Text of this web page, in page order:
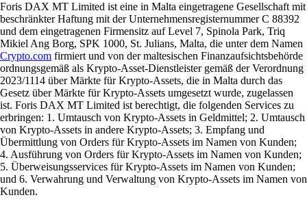
Foris DAX MT Limited ist eine in Malta eingetragene Gesellschaft mit
beschränkter Haftung mit der Unternehmensregisternummer C 88392
und dem eingetragenen Firmensitz auf Level 7, Spinola Park, Triq
Mikiel Ang Borg, SPK 1000, St. Julians, Malta, die unter dem Namen
Crypto.com firmiert und von der maltesischen Finanzaufsichtsbehörde
ordnungsgemäß als Krypto-Asset-Dienstleister gemäß der Verordnung
2023/1114 über Märkte für Krypto-Assets, die in Malta durch das
Gesetz über Märkte für Krypto-Assets umgesetzt wurde, zugelassen
ist. Foris DAX MT Limited ist berechtigt, die folgenden Services zu
erbringen: 1. Umtausch von Krypto-Assets in Geldmittel; 2. Umtausch
von Krypto-Assets in andere Krypto-Assets; 3. Empfang und
Übermittlung von Orders für Krypto-Assets im Namen von Kunden;
4. Ausführung von Orders für Krypto-Assets im Namen von Kunden;
5. Überweisungsservices für Krypto-Assets im Namen von Kunden;
und 6. Verwahrung und Verwaltung von Krypto-Assets im Namen von
Kunden.